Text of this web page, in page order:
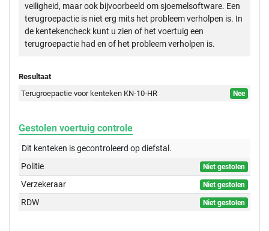
veiligheid, maar ook bijvoorbeeld om sjoemelsoftware. Een
terugroepactie is niet erg mits het probleem verholpen is. In
de kentekencheck kunt u zien of het voertuig een
terugroepactie had en of het probleem verholpen is.
Resultaat
Terugroepactie voor kenteken KN-10-HR
Nee
Gestolen voertuig controle
Dit kenteken is gecontroleerd opdiefstal.
Politie
Niet gestolen
Verzekeraar Niet gestolen
RDW Niet gestolen